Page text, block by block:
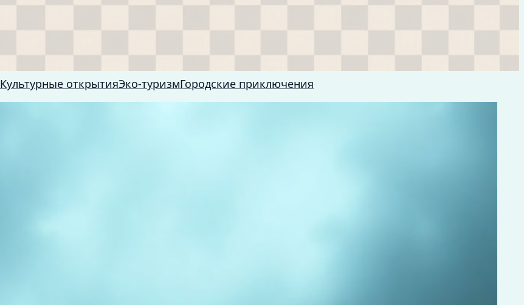
Культурные открытияЭко-туризмГородские приключения